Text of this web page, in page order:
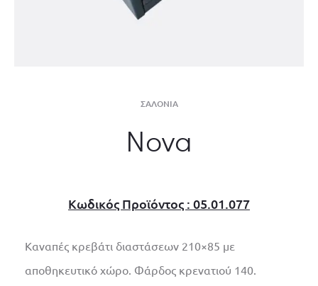
ΣΑΛΌΝΙΑ
Nova
Κωδικός Προϊόντος : 05.01.077
Καναπές κρεβάτι διαστάσεων 210×85 με
αποθηκευτικό χώρο. Φάρδος κρενατιού 140.